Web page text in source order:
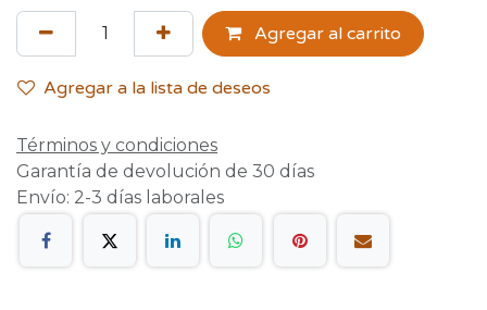
Agregar al carrito
Agregar a la lista de deseos
Términos y condiciones
Garantía de devolución de 30 días
Envío: 2-3 días laborales